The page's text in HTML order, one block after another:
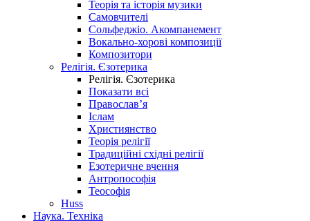
Теорія та історія музики
Самовчителі
Сольфеджіо. Акомпанемент
Вокально-хорові композиції
Композитори
Релігія. Єзотерика
Релігія. Єзотерика
Показати всі
Православ’я
Іслам
Християнство
Теорія релігії
Традиційні східні релігії
Езотеричне вчення
Антропософія
Теософія
Huss
Наука. Техніка